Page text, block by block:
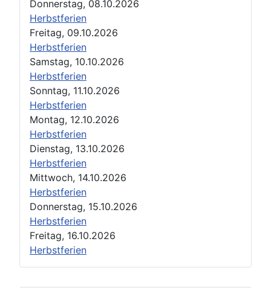
Donnerstag, 08.10.2026
Herbstferien
Freitag, 09.10.2026
Herbstferien
Samstag, 10.10.2026
Herbstferien
Sonntag, 11.10.2026
Herbstferien
Montag, 12.10.2026
Herbstferien
Dienstag, 13.10.2026
Herbstferien
Mittwoch, 14.10.2026
Herbstferien
Donnerstag, 15.10.2026
Herbstferien
Freitag, 16.10.2026
Herbstferien